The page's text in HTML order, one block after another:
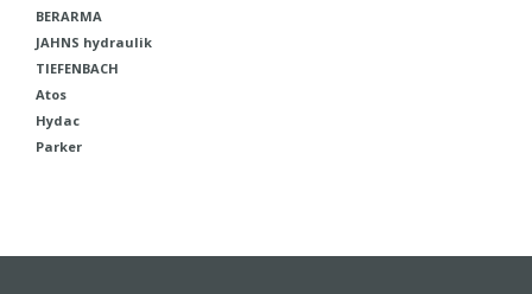
BERARMA
JAHNS hydraulik
TIEFENBACH
Atos
Hydac
Parker